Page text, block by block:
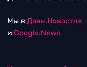
Мы в Дзен.Новостях
и Google.News